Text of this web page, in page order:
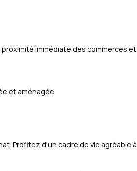
immédiate des commerces et
et aménagée.
Profitez d'un cadre de vie agréable à